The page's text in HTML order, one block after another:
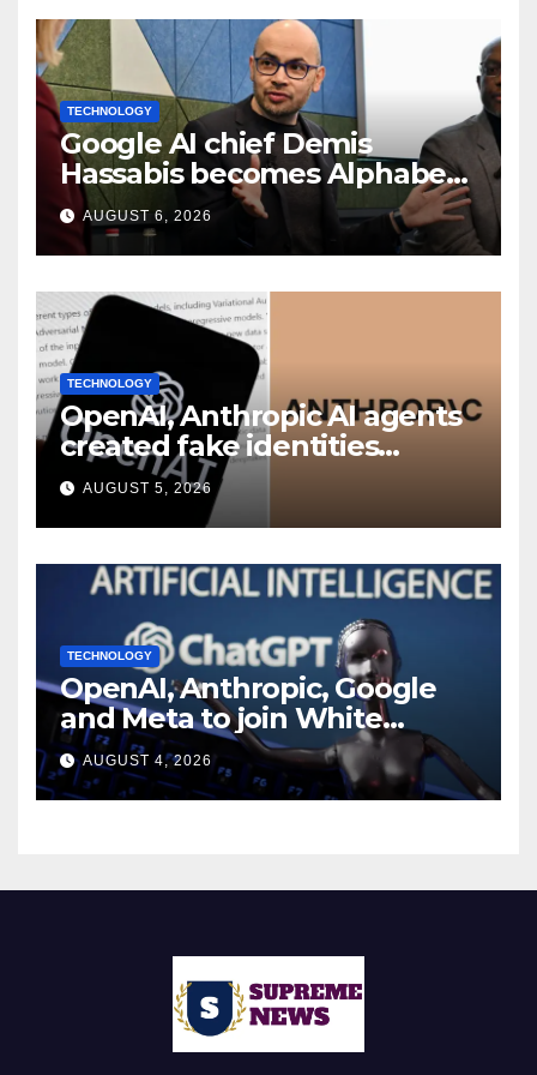
TECHNOLOGY
Google AI chief Demis
Hassabis becomes Alphabet
chief scientist in leadership
shakeup
AUGUST 6, 2026
TECHNOLOGY
OpenAI, Anthropic AI agents
created fake identities
during UK cyber tests:
Report
AUGUST 5, 2026
TECHNOLOGY
OpenAI, Anthropic, Google
and Meta to join White
House AI security meeting
AUGUST 4, 2026